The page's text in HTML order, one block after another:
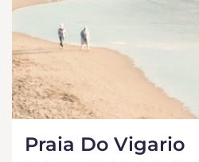
Praia Do Vigario